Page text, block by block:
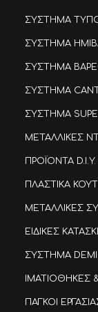
ΣΥΣΤΗΜΑ
ΣΥΣΤΗΜΑ
ΣΥΣΤΗΜΑ
ΣΥΣΤΗΜΑ
ΣΥΣΤΗΜΑ
ΜΕΤΑΛΛΙΚΕΣ
ΠΡΟΪΟΝΤΑ D.I.Y.
ΠΛΑΣΤΙΚΑ
ΜΕΤΑΛΛΙΚΕΣ
ΕΙΔΙΚΕΣ
ΣΥΣΤΗΜΑ DEMI
ΙΜΑΤΙΟΘΗΚΕΣ
ΠΑΓΚΟΙ